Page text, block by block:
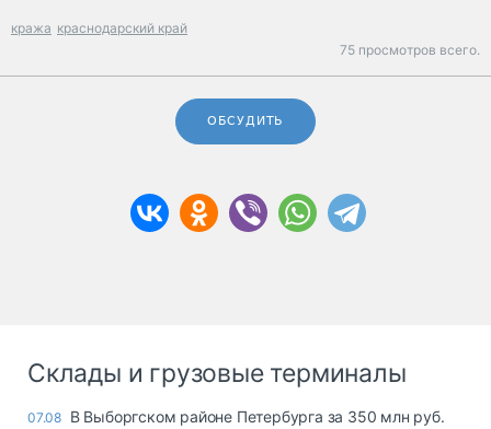
кража краснодарский край
75 просмотров всего.
ОБСУДИТЬ
Склады и грузовые терминалы
07.08 В Выборгском районе Петербурга за 350 млн руб.